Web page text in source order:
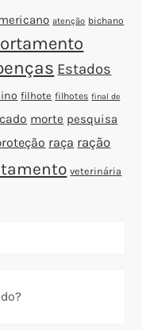
atenção bichano
Estados
filhote filhotes final de
morte pesquisa
raça ração
veterinária